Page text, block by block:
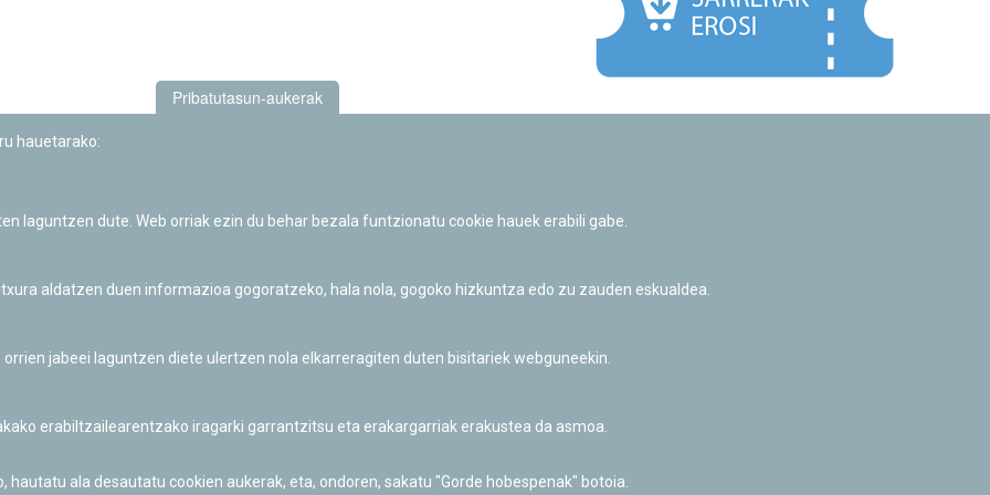
Informazio publikoa eskatzeko baimena
Pribatutasun-aukerak
hauetarako:
laguntzen dute. Web orriak ezin du behar bezala funtzionatu cookie hauek erabili gabe.
aldatzen duen informazioa gogoratzeko, hala nola, gogoko hizkuntza edo zu zauden eskualdea.
jabeei laguntzen diete ulertzen nola elkarreragiten duten bisitariek webguneekin.
erabiltzailearentzako iragarki garrantzitsu eta erakargarriak erakustea da asmoa.
ala desautatu cookien aukerak, eta, ondoren, sakatu "Gorde hobespenak" botoia.